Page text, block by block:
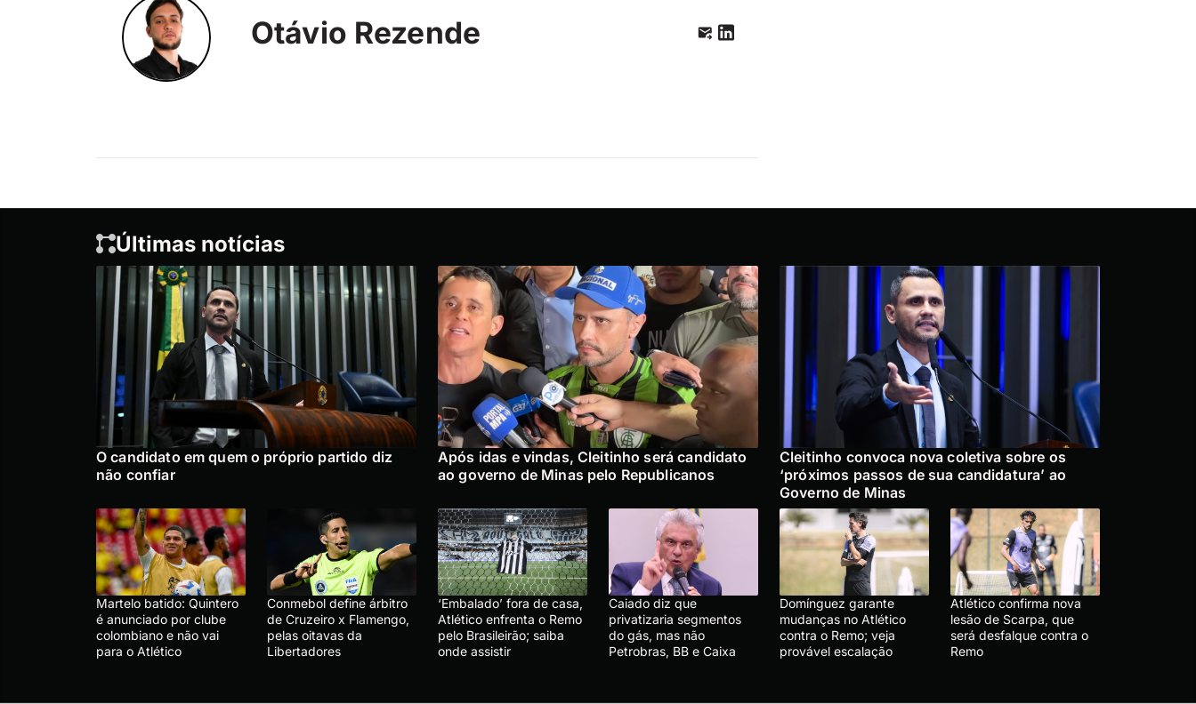
Otávio Rezende
Últimas notícias
O candidato em quem o próprio partido diz
não confiar
Após idas e vindas, Cleitinho será candidato
ao governo de Minas pelo Republicanos
Cleitinho convoca nova coletiva sobre os
‘próximos passos de sua candidatura’ ao
Governo de Minas
Martelo batido: Quintero
é anunciado por clube
colombiano e não vai
para o Atlético
Conmebol define árbitro
de Cruzeiro x Flamengo,
pelas oitavas da
Libertadores
‘Embalado’ fora de casa,
Atlético enfrenta o Remo
pelo Brasileirão; saiba
onde assistir
Caiado diz que
privatizaria segmentos
do gás, mas não
Petrobras, BB e Caixa
Domínguez garante
mudanças no Atlético
contra o Remo; veja
provável escalação
Atlético confirma nova
lesão de Scarpa, que
será desfalque contra o
Remo